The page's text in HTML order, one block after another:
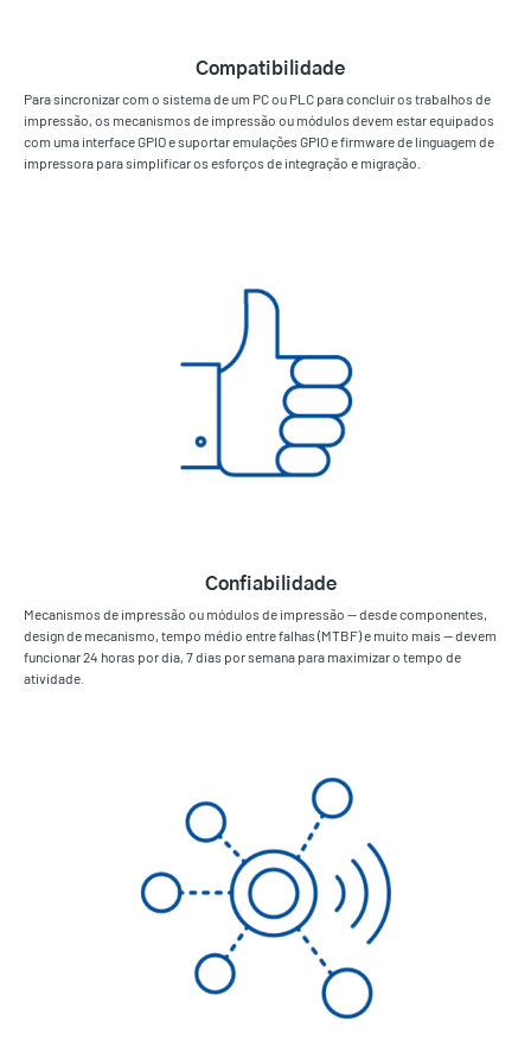
Compatibilidade
Para sincronizar com o sistema de um PC ou PLC para concluir os trabalhos de
impressão, os mecanismos de impressão ou módulos devem estar equipados
com uma interface GPIO e suportar emulações GPIO e firmware de linguagem de
impressora para simplificar os esforços de integração e migração.
Confiabilidade
Mecanismos de impressão ou módulos de impressão — desde componentes,
design de mecanismo, tempo médio entre falhas (MTBF) e muito mais — devem
funcionar 24 horas por dia, 7 dias por semana para maximizar o tempo de
atividade.